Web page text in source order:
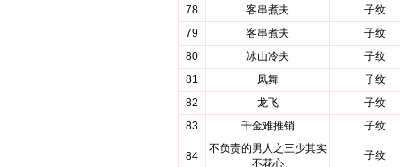
78
客串煮夫
子纹
79
客串煮夫
子纹
80
冰山冷夫
子纹
81
凤舞
子纹
82
龙飞
子纹
83
千金难推销 子纹
84
不负责的男人之三少其实
不花心
子纹